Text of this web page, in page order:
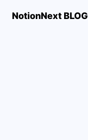
NotionNext BLOG